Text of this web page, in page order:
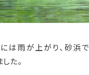
は雨が上がり、砂浜
た。